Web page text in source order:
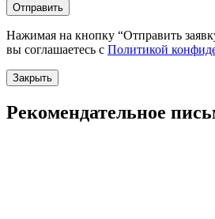
Отправить
Нажимая на кнопку “Отправить
вы соглашаетесь с Политикой
Закрыть
Рекомендательное